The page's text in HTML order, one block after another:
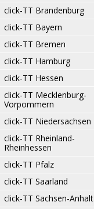
click-TT Brandenburg
click-TT Bayern
click-TT Bremen
click-TT Hamburg
click-TT Hessen
click-TT Mecklenburg-
Vorpommern
click-TT Niedersachsen
click-TT Rheinland-
Rheinhessen
click-TT Pfalz
click-TT Saarland
click-TT Sachsen-Anhalt